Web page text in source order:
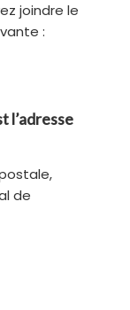
joindre le
:
l’adresse
de